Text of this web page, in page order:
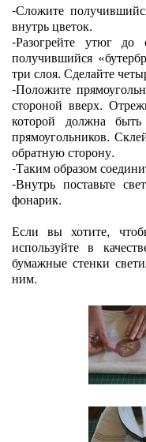
-Сложите
внутрь цветок.
-Разогрейте утюг до
получившийся
три слоя. Сделайте
-Положите
стороной вверх.
которой должна
прямоугольников.
обратную сторону.
-Таким образом
-Внутрь поставьте
фонарик.
Если вы хотите,
используйте в
бумажные стенки
ним.